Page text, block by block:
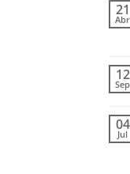
21
Abr
12
Sep
04
Jul